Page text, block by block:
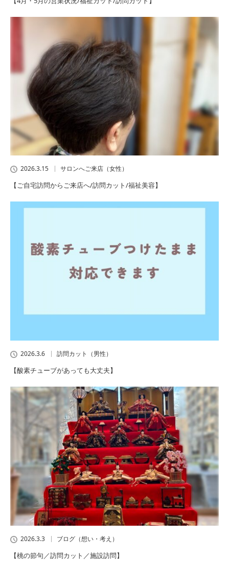
2026.3.15 サロンへご来店（女性）
【ご自宅訪問からご来店へ/訪問カット/福祉美容】
2026.3.6 訪問カット（男性）
【酸素チューブがあっても大丈夫】
2026.3.3 ブログ（想い・考え）
【桃の節句／訪問カット／施設訪問】